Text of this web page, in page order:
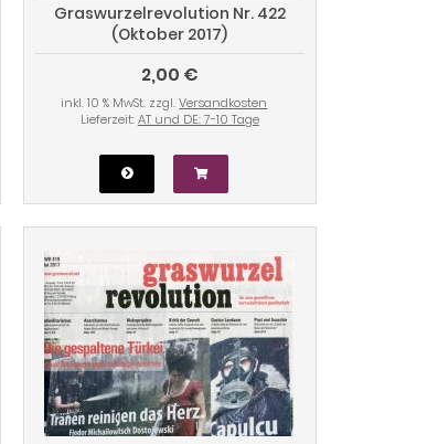
Graswurzelrevolution Nr. 422
(Oktober 2017)
2,00 €
inkl. 10 % MwSt. zzgl.Versandkosten
Lieferzeit:AT und DE: 7-10 Tage